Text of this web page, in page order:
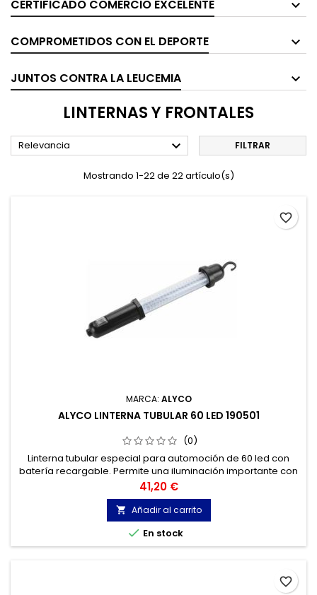
CERTIFICADO COMERCIO EXCELENTE
COMPROMETIDOS CON EL DEPORTE
JUNTOS CONTRA LA LEUCEMIA
LINTERNAS Y FRONTALES
Relevancia  FILTRAR
Mostrando 1-22 de 22 artículo(s)
MARCA: ALYCO
ALYCO LINTERNA TUBULAR 60 LED 190501
(0)
Linterna tubular especial para automoción de 60 led con
batería recargable. Permite una iluminación importante con
libertad de maniobra.
Precio
41,20 €
 Añadir al carrito
 En stock
favorite_border
favorite_border